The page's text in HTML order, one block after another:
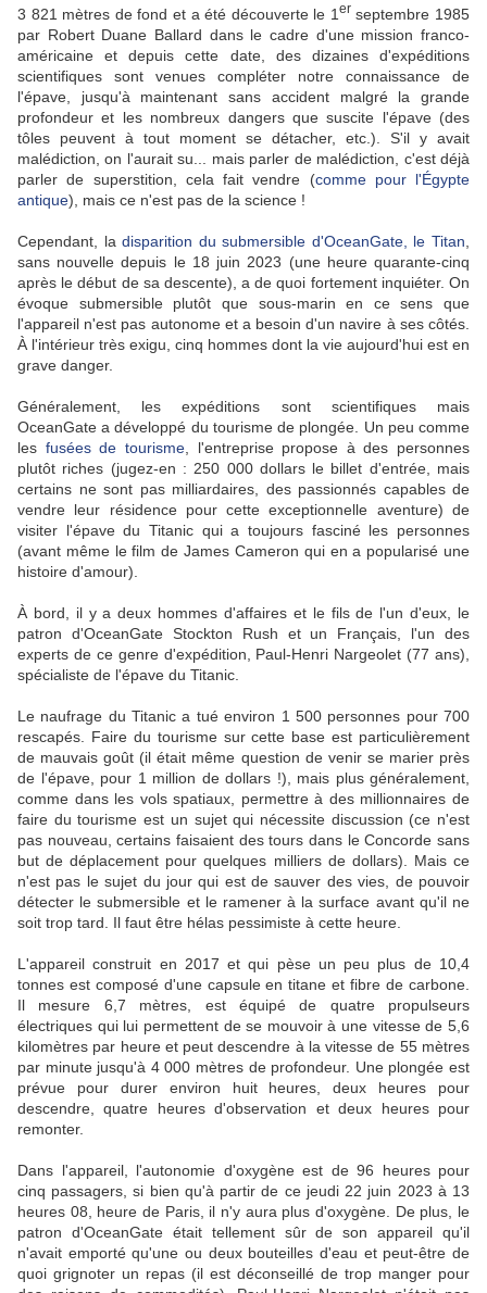
3 821 mètres de fond et a été découverte le 1 er septembre 1985
par Robert Duane Ballard dans le cadre d'une mission franco-
américaine et depuis cette date, des dizaines d'expéditions
scientifiques sont venues compléter notre connaissance de
l'épave, jusqu'à maintenant sans accident malgré la grande
profondeur et les nombreux dangers que suscite l'épave (des
tôles peuvent à tout moment se détacher, etc.). S'il y avait
malédiction, on l'aurait su... mais parler de malédiction, c'est déjà
parler de superstition, cela fait vendre (comme pour l'Égypte
antique), mais ce n'est pas de la science !
Cependant, ladisparition du submersible d'OceanGate, le Titan
sans nouvelle depuis le 18 juin 2023 (une heure quarante-cinq
après le début de sa descente), a de quoi fortement inquiéter. On
évoque submersible plutôt que sous-marin en ce sens que
l'appareil n'est pas autonome et a besoin d'un navire à ses côtés.
À l'intérieur très exigu, cinq hommes dont la vie aujourd'hui est en
grave danger.
Généralement, les expéditions sont scientifiques mais
OceanGate a développé du tourisme de plongée. Un peu comme
les fusées de tourisme, l'entreprise propose à des personnes
plutôt riches (jugez-en : 250 000 dollars le billet d'entrée, mais
certains ne sont pas milliardaires, des passionnés capables de
vendre leur résidence pour cette exceptionnelle aventure) de
visiter l'épave du Titanic qui a toujours fasciné les personnes
(avant même le film de James Cameron qui en a popularisé une
histoire d'amour).
À bord, il y a deux hommes d'affaires et le fils de l'un d'eux, le
patron d'OceanGate Stockton Rush et un Français, l'un des
experts de ce genre d'expédition, Paul-Henri Nargeolet (77 ans),
spécialiste de l'épave du Titanic.
Le naufrage du Titanic a tué environ 1 500 personnes pour 700
rescapés. Faire du tourisme sur cette base est particulièrement
de mauvais goût (il était même question de venir se marier près
de l'épave, pour 1 million de dollars !), mais plus généralement,
comme dans les vols spatiaux, permettre à des millionnaires de
faire du tourisme est un sujet qui nécessite discussion (ce n'est
pas nouveau, certains faisaient des tours dans le Concorde sans
but de déplacement pour quelques milliers de dollars). Mais ce
n'est pas le sujet du jour qui est de sauver des vies, de pouvoir
détecter le submersible et le ramener à la surface avant qu'il ne
soit trop tard. Il faut être hélas pessimiste à cette heure.
L'appareil construit en 2017 et qui pèse un peu plus de 10,4
tonnes est composé d'une capsule en titane et fibre de carbone.
Il mesure 6,7 mètres, est équipé de quatre propulseurs
électriques qui lui permettent de se mouvoir à une vitesse de 5,6
kilomètres par heure et peut descendre à la vitesse de 55 mètres
par minute jusqu'à 4 000 mètres de profondeur. Une plongée est
prévue pour durer environ huit heures, deux heures pour
descendre, quatre heures d'observation et deux heures pour
remonter.
Dans l'appareil, l'autonomie d'oxygène est de 96 heures pour
cinq passagers, si bien qu'à partir de ce jeudi 22 juin 2023 à 13
heures 08, heure de Paris, il n'y aura plus d'oxygène. De plus, le
patron d'OceanGate était tellement sûr de son appareil qu'il
n'avait emporté qu'une ou deux bouteilles d'eau et peut-être de
quoi grignoter un repas (il est déconseillé de trop manger pour